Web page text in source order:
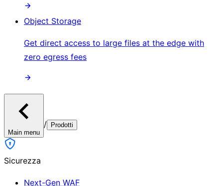
Object Storage
Get direct access to large files at the edge with
zero egress fees
Main menu
/ Prodotti
Sicurezza
Next-Gen WAF